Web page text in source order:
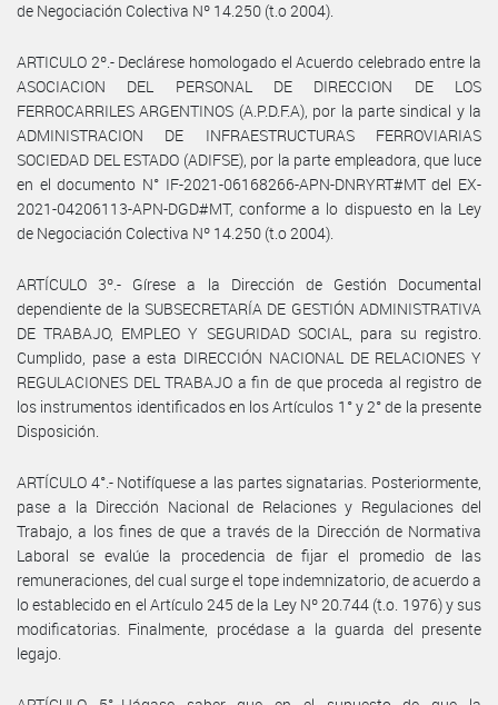
de Negociación Colectiva Nº 14.250 (t.o 2004).
ARTICULO 2º.- Declárese homologado el Acuerdo celebrado entre la
ASOCIACION DEL PERSONAL DE DIRECCION DE LOS
FERROCARRILES ARGENTINOS (A.P.D.F.A), por la parte sindical y la
ADMINISTRACION DE INFRAESTRUCTURAS FERROVIARIAS
SOCIEDAD DEL ESTADO (ADIFSE), por la parte empleadora, que luce
en el documento N° IF-2021-06168266-APN-DNRYRT#MT del EX-
2021-04206113-APN-DGD#MT, conforme a lo dispuesto en la Ley
de Negociación Colectiva Nº 14.250 (t.o 2004).
ARTÍCULO 3º.- Gírese a la Dirección de Gestión Documental
dependiente de la SUBSECRETARÍA DE GESTIÓN ADMINISTRATIVA
DE TRABAJO, EMPLEO Y SEGURIDAD SOCIAL, para su registro.
Cumplido, pase a esta DIRECCIÓN NACIONAL DE RELACIONES Y
REGULACIONES DEL TRABAJO a fin de que proceda al registro de
los instrumentos identificados en los Artículos 1° y 2° de la presente
Disposición.
ARTÍCULO 4°.- Notifíquese a las partes signatarias. Posteriormente,
pase a la Dirección Nacional de Relaciones y Regulaciones del
Trabajo, a los fines de que a través de la Dirección de Normativa
Laboral se evalúe la procedencia de fijar el promedio de las
remuneraciones, del cual surge el tope indemnizatorio, de acuerdo a
lo establecido en el Artículo 245 de la Ley Nº 20.744 (t.o. 1976) y sus
modificatorias. Finalmente, procédase a la guarda del presente
legajo.